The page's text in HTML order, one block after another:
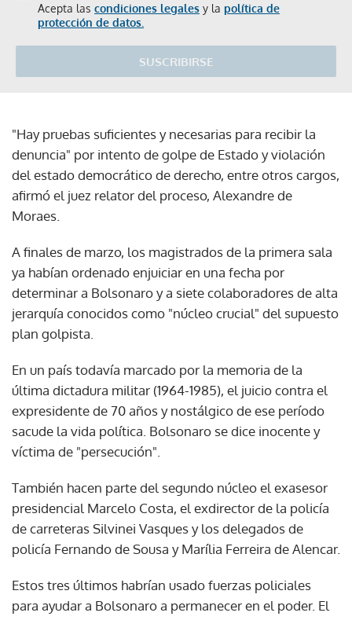
Acepta las condiciones legales y la política de
protección de datos.
SUSCRIBIRSE
"Hay pruebas suficientes y necesarias para recibir la
denuncia" por intento de golpe de Estado y violación
del estado democrático de derecho, entre otros cargos,
afirmó el juez relator del proceso, Alexandre de
Moraes.
A finales de marzo, los magistrados de la primera sala
ya habían ordenado enjuiciar en una fecha por
determinar a Bolsonaro y a siete colaboradores de alta
jerarquía conocidos como "núcleo crucial" del supuesto
plan golpista.
En un país todavía marcado por la memoria de la
última dictadura militar (1964-1985), el juicio contra el
expresidente de 70 años y nostálgico de ese período
sacude la vida política. Bolsonaro se dice inocente y
víctima de "persecución".
También hacen parte del segundo núcleo el exasesor
presidencial Marcelo Costa, el exdirector de la policía
de carreteras Silvinei Vasques y los delegados de
policía Fernando de Sousa y Marília Ferreira de Alencar.
Estos tres últimos habrían usado fuerzas policiales
para ayudar a Bolsonaro a permanecer en el poder. El